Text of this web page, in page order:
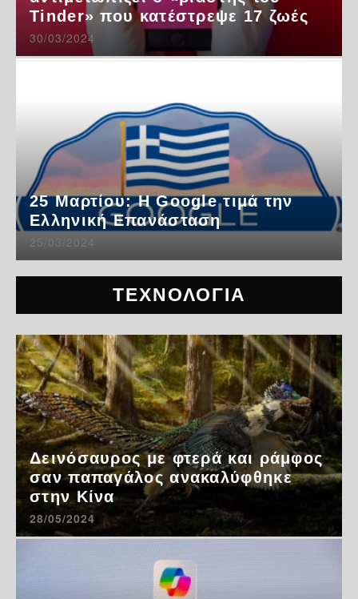
Tinder» που κατέστρεψε 17 ζωές
30/03/2024
25 Μαρτίου: Η Google τιμά την
Ελληνική Επανάσταση
25/03/2024
ΤΕΧΝΟΛΟΓΙΑ
Δεινόσαυρος με φτερά και ράμφος
σαν παπαγάλος ανακαλύφθηκε
στην Κίνα
28/05/2024